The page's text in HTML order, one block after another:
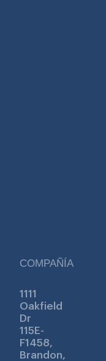
COMPAÑÍA
1111
Oakfield
Dr
115E-
F1458,
Brandon,